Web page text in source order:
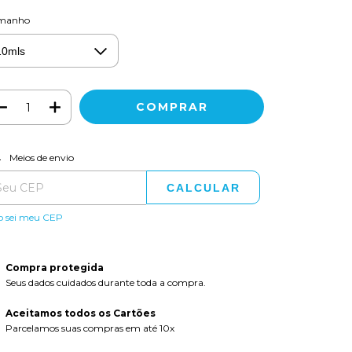
para o CEP:
Meios de envio
CALCULAR
sei meu CEP
Compra protegida
Seus dados cuidados durante toda a compra.
Aceitamos todos os Cartões
Parcelamos suas compras em até 10x